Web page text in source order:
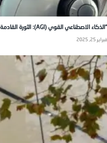
“الذكاء الاصطناعي القوي (AGI): الثورة القادمة في محاكاة الذكاء البشري”
فبراير 25, 2025